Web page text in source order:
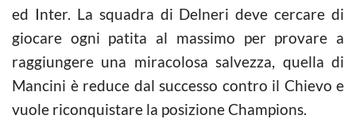
ed Inter. La squadra di Delneri deve cercare di
giocare ogni patita al massimo per provare a
raggiungere una miracolosa salvezza, quella di
Mancini è reduce dal successo contro il Chievo e
vuole riconquistare la posizione Champions.